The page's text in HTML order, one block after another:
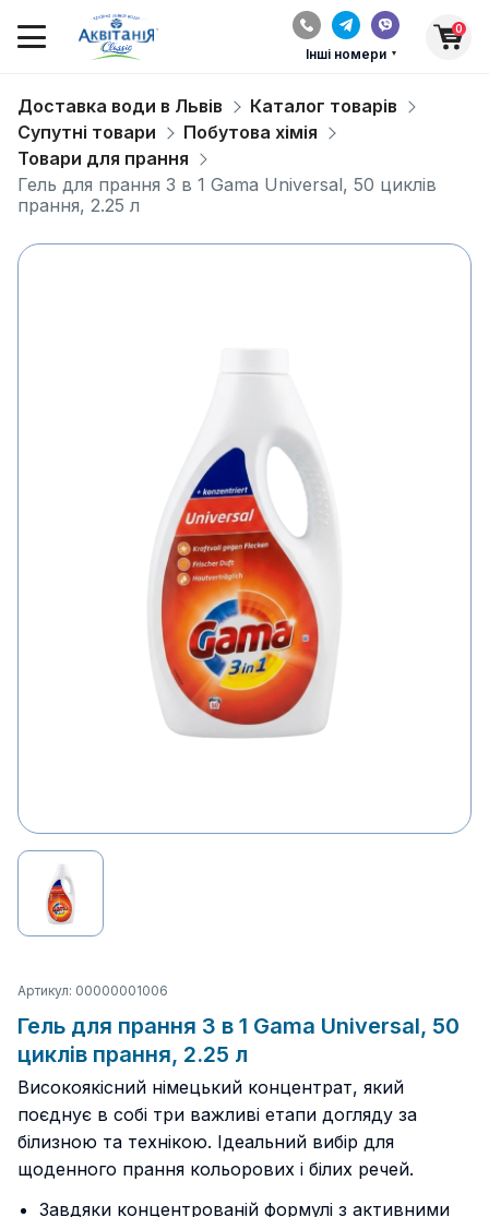
Інші номери
0
Доставка води в Львів
Каталог товарів
Супутні товари
Побутова хімія
Товари для прання
Гель для прання 3 в 1 Gama Universal, 50 циклів
прання, 2.25 л
Артикул: 00000001006
Гель для прання 3 в 1 Gama Universal, 50
циклів прання, 2.25 л
Високоякісний німецький концентрат, який
поєднує в собі три важливі етапи догляду за
білизною та технікою. Ідеальний вибір для
щоденного прання кольорових і білих речей.
Завдяки концентрованій формулі з активними